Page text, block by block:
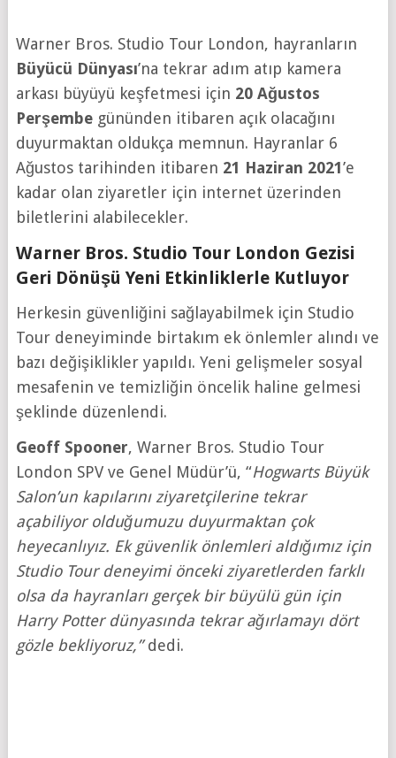
Warner Bros. Studio Tour London, hayranların
Büyücü Dünyası’na tekrar adım atıp kamera
arkası büyüyü keşfetmesi için 20 Ağustos
Perşembegününden itibaren açık olacağını
duyurmaktan oldukça memnun. Hayranlar 6
Ağustos tarihinden itibaren 21 Haziran 2021’e
kadar olan ziyaretler için internet üzerinden
biletlerini alabilecekler.
Warner Bros. Studio Tour London Gezisi
Geri Dönüşü Yeni Etkinliklerle Kutluyor
Herkesin güvenliğini sağlayabilmek için Studio
Tour deneyiminde birtakım ek önlemler alındı ve
bazı değişiklikler yapıldı. Yeni gelişmeler sosyal
mesafenin ve temizliğin öncelik haline gelmesi
şeklinde düzenlendi.
Geoff Spooner, Warner Bros. Studio Tour
London SPV ve Genel Müdür’ü, “Hogwarts Büyük
Salon’un kapılarını ziyaretçilerine tekrar
açabiliyor olduğumuzu duyurmaktan çok
heyecanlıyız. Ek güvenlik önlemleri aldığımız için
Studio Tour deneyimi önceki ziyaretlerden farklı
olsa da hayranları gerçek bir büyülü gün için
Harry Potter dünyasında tekrar ağırlamayı dört
gözle bekliyoruz,”dedi.